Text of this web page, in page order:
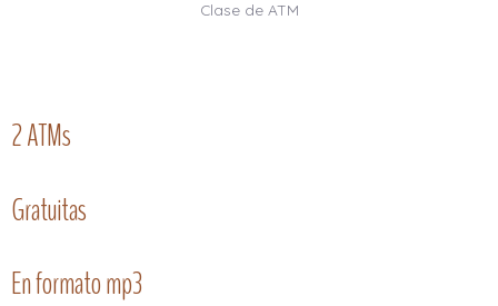
Clase de ATM
2 ATMs
Gratuitas
En formato mp3